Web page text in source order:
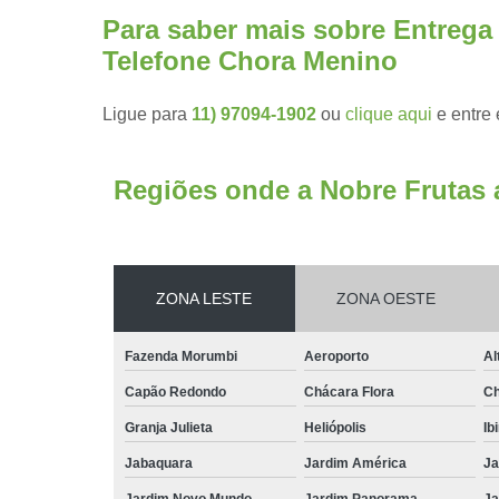
Para saber mais sobre
Telefone Chora Menino
Ligue para 11) 97094-1902 ou clique aqui e entre
Regiões onde a Nobre Frutas
ZONA LESTE ZONA OESTE
Fazenda Morumbi Aeroporto
Capão Redondo Chácara Flora
Granja Julieta Heliópolis
Jabaquara Jardim América